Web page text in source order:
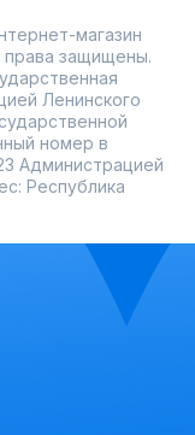
магазин
защищены.
Ленинского
номер в
Администрацией
Республика